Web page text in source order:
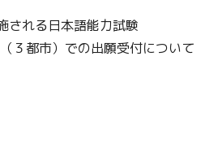
される日本語能力試験
３都市）での出願受付について